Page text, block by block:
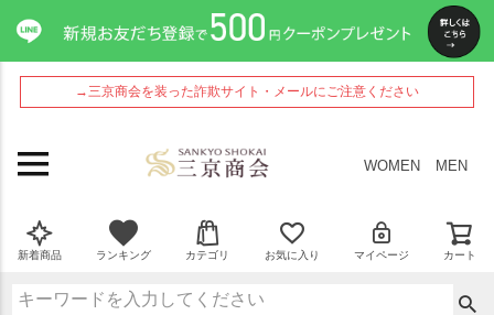
→三京商会を装った詐欺サイト・メールにご注意ください
WOMEN MEN
新着商品 ランキング カテゴリ お気に入り マイページ カート
ペー
ジト
ップ
へ